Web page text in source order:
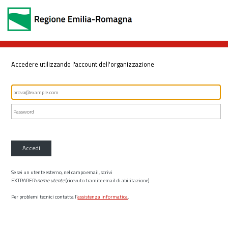
Accedere utilizzando l'account dell'organizzazione
Accedi
Se sei un utente esterno, nel campo email, scrivi
EXTRARER\nome utente(ricevuto tramite email di abilitazione)
Per problemi tecnici contatta l’assistenza informatica.